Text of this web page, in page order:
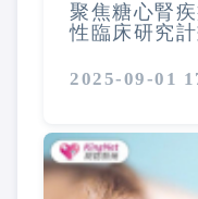
聚焦糖心腎
性臨床研究
2025-09-01